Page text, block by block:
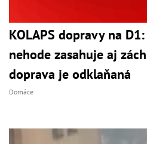
KOLAPS dopravy na
nehode zasahuje aj
doprava je odklaňaná
Domáce